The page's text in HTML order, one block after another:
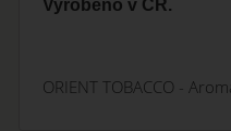
Vyrobeno v ČR.
ORIENT TOBACCO -